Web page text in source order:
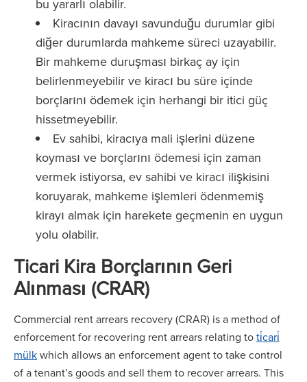
bu yararlı olabilir.
Kiracının davayı savunduğu durumlar gibi
diğer durumlarda mahkeme süreci uzayabilir.
Bir mahkeme duruşması birkaç ay için
belirlenmeyebilir ve kiracı bu süre içinde
borçlarını ödemek için herhangi bir itici güç
hissetmeyebilir.
Ev sahibi, kiracıya mali işlerini düzene
koyması ve borçlarını ödemesi için zaman
vermek istiyorsa, ev sahibi ve kiracı ilişkisini
koruyarak, mahkeme işlemleri ödenmemiş
kirayı almak için harekete geçmenin en uygun
yolu olabilir.
Ticari Kira Borçlarının Geri
Alınması (CRAR)
Commercial rent arrears recovery (CRAR) is a method of
enforcement for recovering rent arrears relating toti̇cari̇
mülkwhich allows an enforcement agent to take control
of a tenant’s goods and sell them to recover arrears. This